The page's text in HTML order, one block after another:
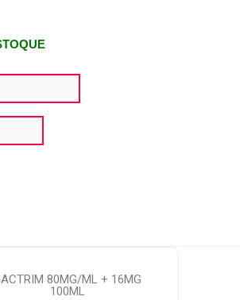
80MG/ML + 16MG
100ML